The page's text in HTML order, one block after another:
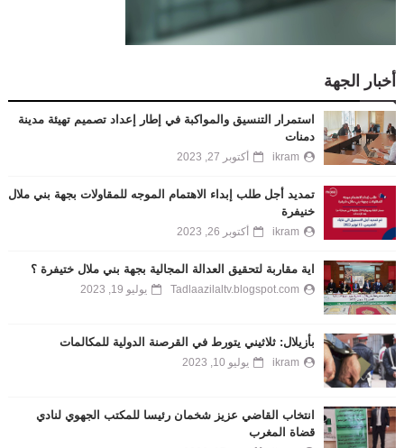
أخبار الجهة
استمرار التنسيق والمواكبة في إطار إعداد تصميم تهيئة مدينة
دمنات
ikram أكتوبر 27, 2023
تمديد أجل طلب إبداء الاهتمام الموجه للمقاولات بجهة بني ملال
خنيفرة
ikram أكتوبر 26, 2023
اية مقاربة لتحقيق العدالة المجالية بجهة بني ملال ختيفرة ؟
Tadlaazilaltv.blogspot.com يوليو 19, 2023
بأزيلال: ثلاثيني يتورط في القرصنة الدولية للمكالمات
ikram يوليو 10, 2023
انتخاب القاضي عزيز شخمان رئيسا للمكتب الجهوي لنادي
قضاة المغرب